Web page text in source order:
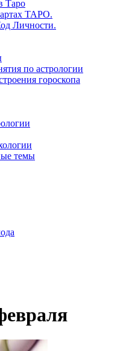
Таро
ТАРО.
Личности.
по астрологии
гороскопа
темы